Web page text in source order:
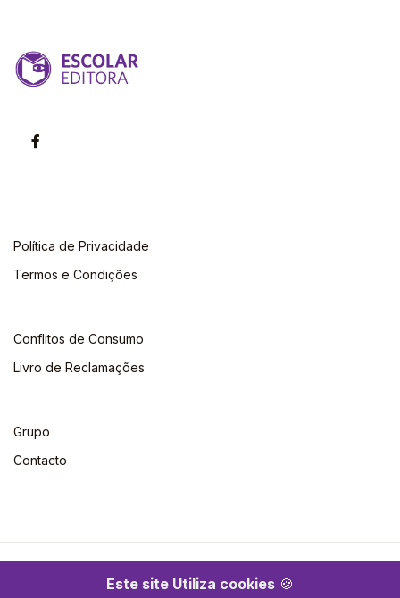
Este site Utiliza cookies 🍪
Política de Privacidade
Termos e Condições
Conflitos de Consumo
Livro de Reclamações
Grupo
Contacto
©2026 Escolar. Todos os direitos reservados